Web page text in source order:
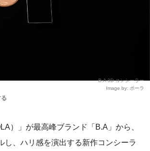
B.A 3D コンシーラー
Image by: ポーラ
）」が最高峰ブランド「B.A」から、
し、ハリ感を演出する新作コンシーラ